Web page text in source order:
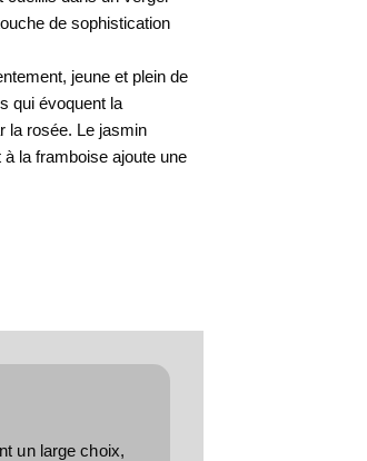
de sophistication
jeune et plein de
qui évoquent la
la rosée. Le jasmin
la framboise ajoute une
un large choix,